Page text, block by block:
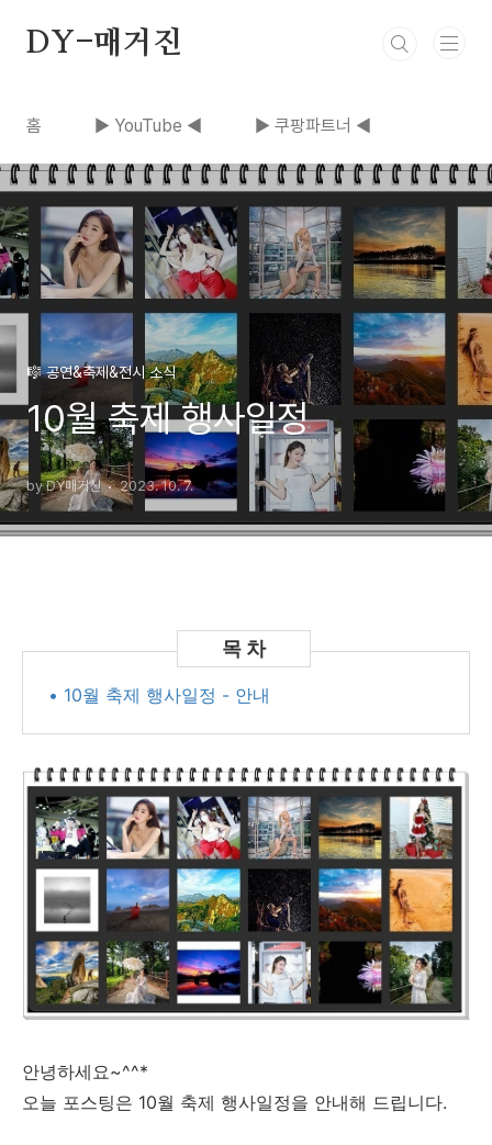
DY-매거진
홈 ▶ YouTube ◀ ▶ 쿠팡파트너 ◀
🎼 공연&축제&전시 소식
10월 축제 행사일정
by DY매거진 2023. 10. 7.
• 10월 축제 행사일정 - 안내
안녕하세요~^^*
오늘 포스팅은 10월 축제 행사일정을 안내해 드립니다.